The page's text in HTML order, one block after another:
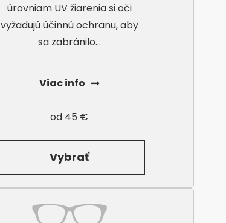
úrovniam UV žiarenia si oči
vyžadujú účinnú ochranu, aby
sa zabránilo...
Viac info
od 45 €
Vybrať